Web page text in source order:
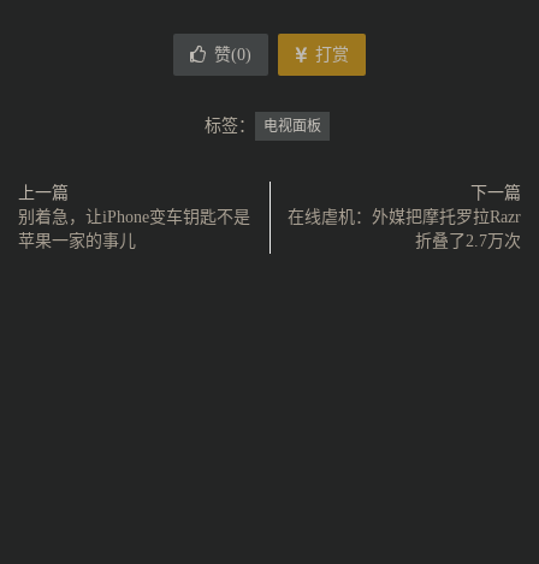
赞(0) 打赏
标签： 电视面板
上一篇
别着急，让iPhone变车钥匙不是
苹果一家的事儿
下一篇
在线虐机：外媒把摩托罗拉Razr
折叠了2.7万次